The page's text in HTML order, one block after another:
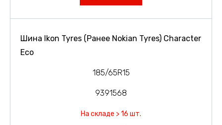
Шина Ikon Tyres (Ранее Nokian Tyres) Character
Eco
185/65R15
9391568
На складе > 16 шт.